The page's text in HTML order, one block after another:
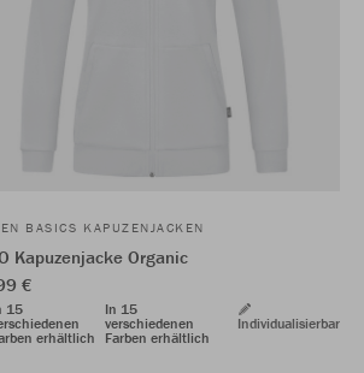
BASICS KAPUZENJACKEN
Kapuzenjacke Organic
€
15
erhältlich
In 15
verschiedenen
Farben erhältlich
Individualisierbar